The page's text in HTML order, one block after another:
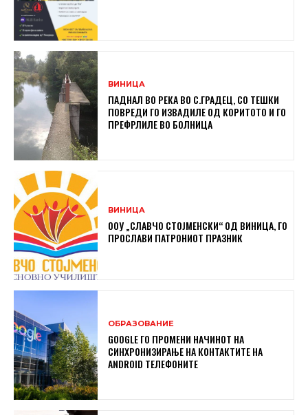
ВИНИЦА
ПАДНАЛ ВО РЕКА ВО С.ГРАДЕЦ, СО ТЕШКИ
ПОВРЕДИ ГО ИЗВАДИЛЕ ОД КОРИТОТО И ГО
ПРЕФРЛИЛЕ ВО БОЛНИЦА
ВИНИЦА
ООУ „СЛАВЧО СТОЈМЕНСКИ“ ОД ВИНИЦА, ГО
ПРОСЛАВИ ПАТРОНИОТ ПРАЗНИК
ОБРАЗОВАНИЕ
GOOGLE ГО ПРОМЕНИ НАЧИНОТ НА
СИНХРОНИЗИРАЊЕ НА КОНТАКТИТЕ НА
ANDROID ТЕЛЕФОНИТЕ